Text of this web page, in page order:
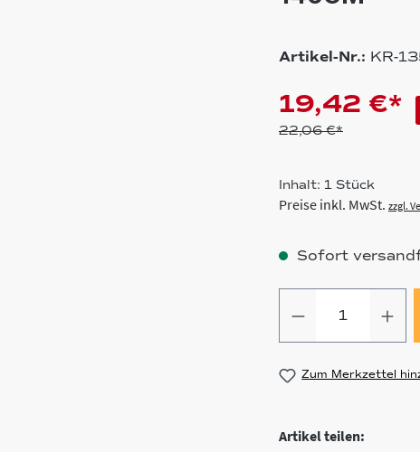
Artikel-Nr.: KR-
19,42 €*
22,06 €*
Inhalt: 1 Stück
Preise inkl. MwSt. zzgl.
Sofort
Produkt
Zum Merkzettel
Artikel teilen: